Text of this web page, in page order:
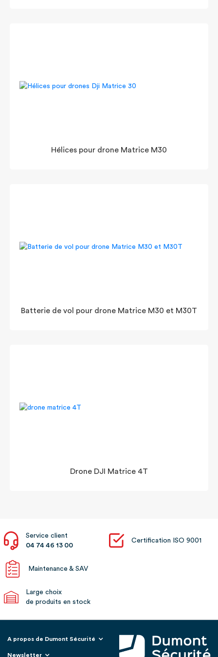
Hélices pour drone Matrice M30
Batterie de vol pour drone Matrice M30 et M30T
Drone DJI Matrice 4T
Service client
04 74 46 13 00
Certification ISO 9001
Maintenance & SAV
Large choix
de produits en stock
A propos de Dumont Sécurité
Newsletter